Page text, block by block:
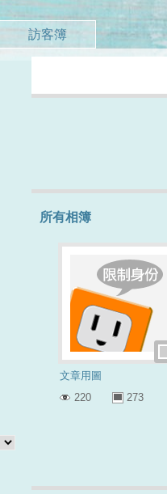
訪客簿
所有相簿
文章用圖
220
273